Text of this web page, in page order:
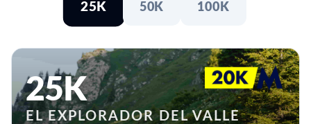
25K 50K 100K
25K
EL EXPLORADOR DEL VALLE